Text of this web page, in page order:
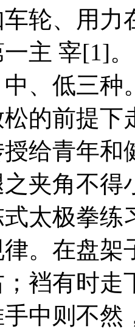
轮、用力
主 宰[1]
、低三种
松的前提
给青年和
夹角不得
太极拳
。在盘架
裆有时
中则不然